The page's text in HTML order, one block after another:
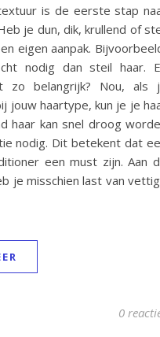
is de eerste stap
je dun, dik, krullend of
eigen aanpak.
nodig dan steil haar.
zo belangrijk? Nou, als
jouw haartype, kun je je
haar kan snel droog
nodig. Dit betekent dat
een must zijn. Aan
je misschien last van
0